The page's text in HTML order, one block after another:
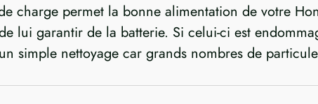
charge permet la bonne alimentation de votre
lui garantir de la batterie. Si celui-ci est
simple nettoyage car grands nombres de